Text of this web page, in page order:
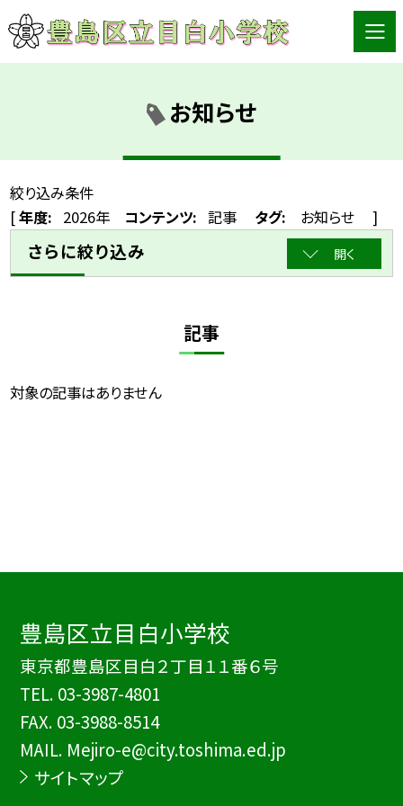
お知らせ
絞り込み条件
[年度: 2026年 コンテンツ: 記事 タグ: お知らせ ]
さらに絞り込み 開く
記事
対象の記事はありません
豊島区立目白小学校
東京都豊島区目白２丁目１１番６号
TEL. 03-3987-4801
FAX. 03-3988-8514
MAIL. Mejiro-e@city.toshima.ed.jp
サイトマップ